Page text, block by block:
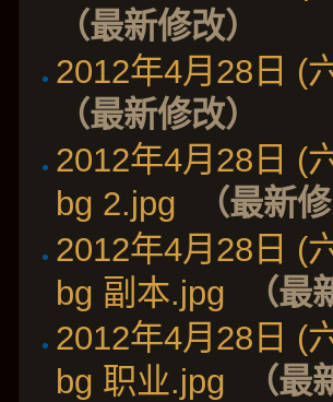
（最新修改）
2012年4月28日 (
（最新修改）
2012年4月28日 (
bg 2.jpg
（最新
2012年4月28日 (
bg 副本.jpg
（
2012年4月28日 (
bg 职业.jpg
（